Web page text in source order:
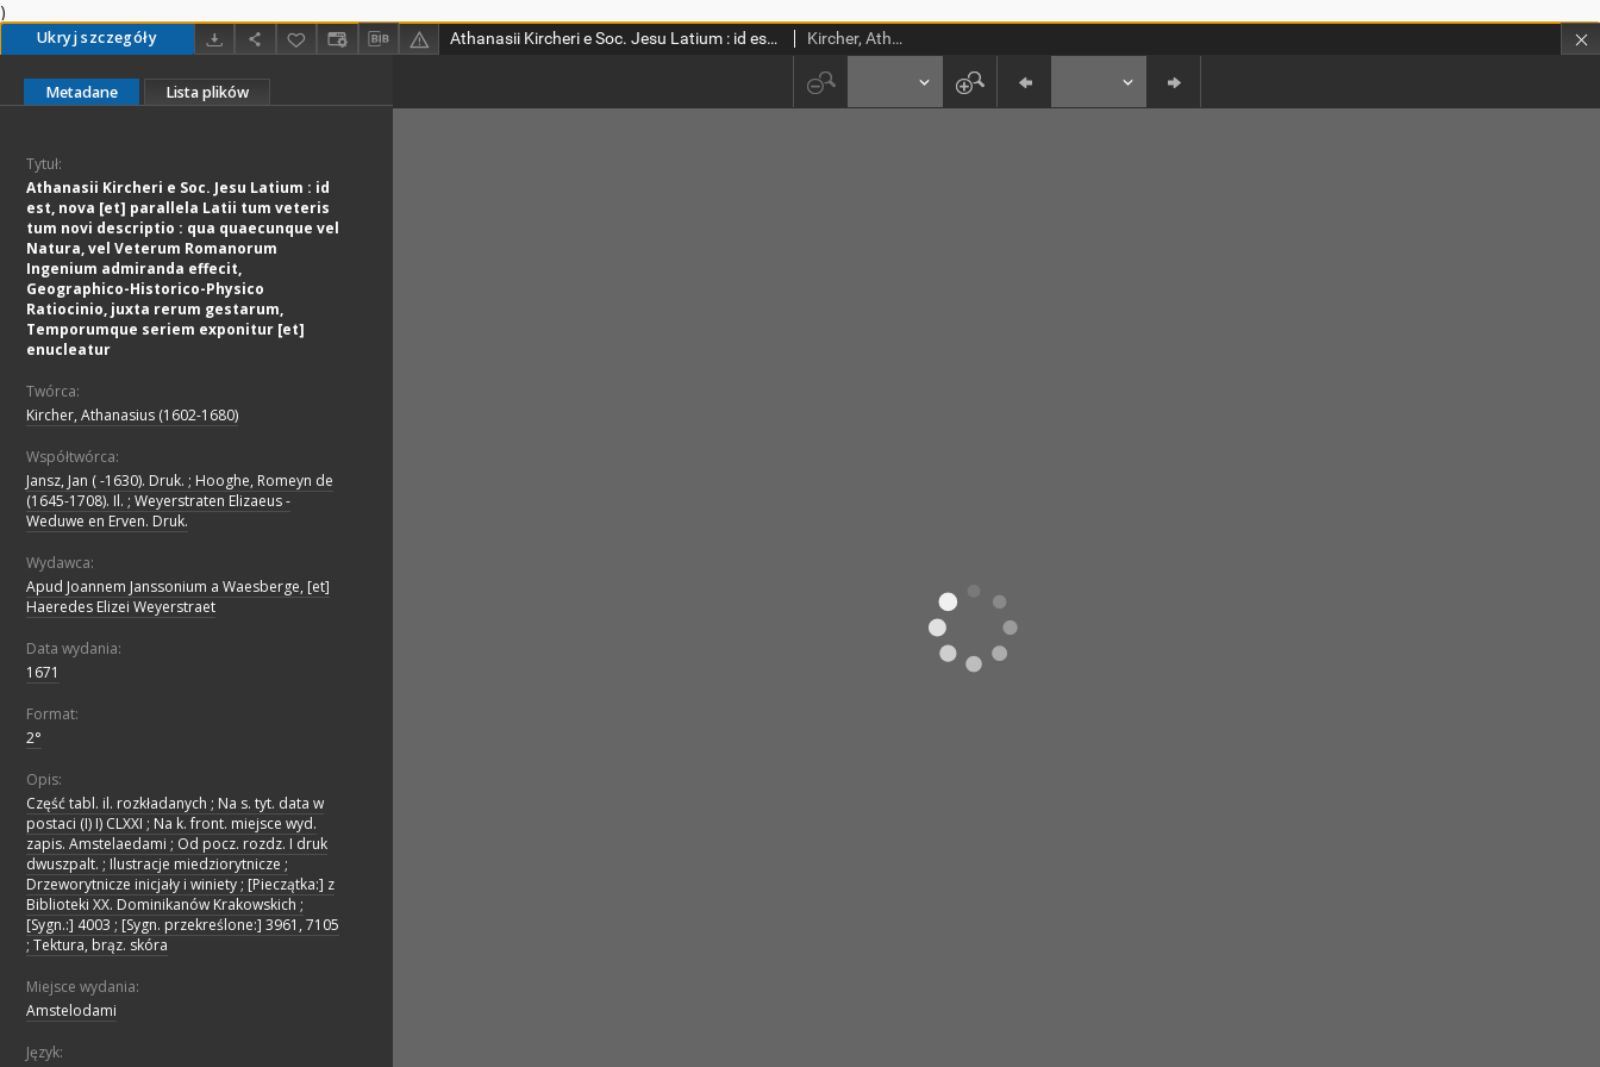
)
Ukryj szczegóły Athanasii Kircheri e Soc. Jesu Latium : id est, nova [et] parallela Latii tum veteris tum novi descriptio : qua quaecunque vel Natura, vel Veterum Romanorum Ingenium admiranda effecit, Geographico-Historico-Physico Ratiocinio, juxta rerum gestarum, Temporumque seriem exponitur [et] enucleatur Kircher, Athanasius (1602-1680)
Metadane Lista plików
Tytuł:
Athanasii Kircheri e Soc. Jesu Latium : id
est, nova [et] parallela Latii tum veteris
tum novi descriptio : qua quaecunque vel
Natura, vel Veterum Romanorum
Ingenium admiranda effecit,
Geographico-Historico-Physico
Ratiocinio, juxta rerum gestarum,
Temporumque seriem exponitur [et]
enucleatur
Twórca:
Kircher, Athanasius (1602-1680)
Współtwórca:
Jansz, Jan ( -1630). Druk. ; Hooghe, Romeyn de
(1645-1708). Il. ; Weyerstraten Elizaeus -
Weduwe en Erven. Druk.
Wydawca:
Apud Joannem Janssonium a Waesberge, [et]
Haeredes Elizei Weyerstraet
Data wydania:
1671
Format:
2°
Opis:
Część tabl. il. rozkładanych ; Na s. tyt. data w
postaci (I) I) CLXXI ; Na k. front. miejsce wyd.
zapis. Amstelaedami ; Od pocz. rozdz. I druk
dwuszpalt. ; Ilustracje miedziorytnicze ;
Drzeworytnicze inicjały i winiety ; [Pieczątka:] z
Biblioteki XX. Dominikanów Krakowskich ;
[Sygn.:] 4003 ; [Sygn. przekreślone:] 3961, 7105
; Tektura, brąz. skóra
Miejsce wydania:
Amstelodami
Język: